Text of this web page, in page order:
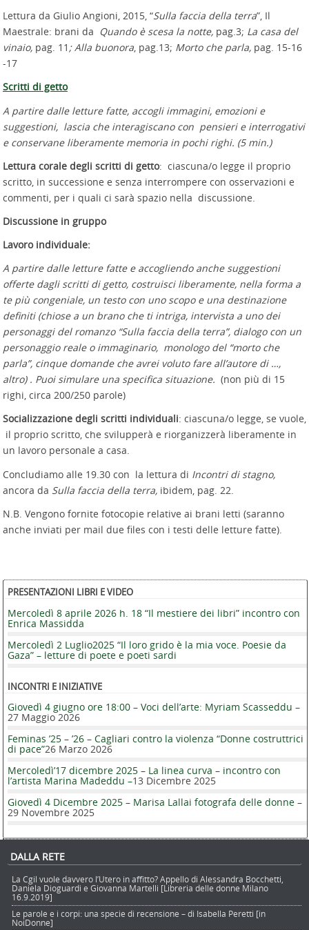
Lettura da Giulio Angioni, 2015, “Sulla faccia della terra”, Il
Maestrale: brani da Quando è scesa la notte, pag.3; La casa del
vinaio, pag. 11 ; Alla buonora, pag.13; Morto che parla, pag. 15-16
-17
Scritti di getto
A partire dalle letture fatte, accogli immagini, emozioni e
suggestioni, lascia che interagiscano con pensieri e interrogativi
e conservane liberamente memoria in pochi righi. (5 min.)
Lettura corale degli scritti di getto: ciascuna/o legge il proprio
scritto, in successione e senza interrompere con osservazioni e
commenti, per i quali ci sarà spazio nella discussione.
Discussione in gruppo
Lavoro individuale:
A partire dalle letture fatte e accogliendo anche suggestioni
offerte dagli scritti di getto, costruisci liberamente, nella forma a
te più congeniale, un testo con uno scopo e una destinazione
definiti (chiose a un brano che ti intriga, intervista a uno dei
personaggi del romanzo “Sulla faccia della terra”, dialogo con un
personaggio reale o immaginario, monologo del “morto che
parla”, cinque domande che avrei voluto fare all’autore di …,
altro) . Puoi simulare una specifica situazione. (non più di 15
righi, circa 200/250 parole)
Socializzazione degli scritti individuali: ciascuna/o legge, se vuole,
il proprio scritto, che svilupperà e riorganizzerà liberamente in
un lavoro personale a casa.
Concludiamo alle 19.30 con la lettura di Incontri di stagno,
ancora da Sulla faccia della terra, ibidem, pag. 22.
N.B. Vengono fornite fotocopie relative ai brani letti (saranno
anche inviati per mail due files con i testi delle letture fatte).
PRESENTAZIONI LIBRI E VIDEO
Mercoledì 8 aprile 2026 h. 18 “Il mestiere dei libri” incontro con
Enrica Massidda
Mercoledì 2 Luglio2025 “Il loro grido è la mia voce. Poesie da
Gaza” – letture di poete e poeti sardi
INCONTRI E INIZIATIVE
Giovedì 4 giugno ore 18:00 – Voci dell’arte: Myriam Scasseddu –
27 Maggio 2026
Feminas ’25 – ’26 – Cagliari contro la violenza “Donne costruttrici
di pace”26 Marzo 2026
Mercoledì’17 dicembre 2025 – La linea curva – incontro con
l’artista Marina Madeddu –13 Dicembre 2025
Giovedì 4 Dicembre 2025 – Marisa Lallai fotografa delle donne –
29 Novembre 2025
DALLA RETE
La Cgil vuole davvero l’Utero in affitto? Appello di Alessandra Bocchetti,
Daniela Dioguardi e Giovanna Martelli [Libreria delle donne Milano
16.9.2019]
Le parole e i corpi: una specie di recensione – di Isabella Peretti [in
NoiDonne]